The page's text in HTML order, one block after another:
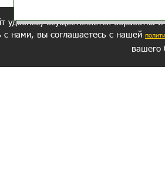
удобнее, осуществляется обработка
с нами, вы соглашаетесь с нашей
вашего